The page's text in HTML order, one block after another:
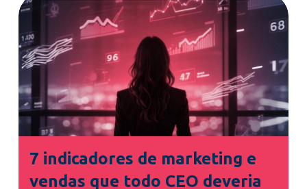
7 indicadores de marketing e
vendas que todo CEO deveria